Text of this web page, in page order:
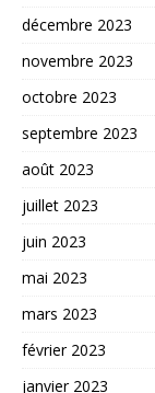
décembre 2023
novembre 2023
octobre 2023
septembre 2023
août 2023
juillet 2023
juin 2023
mai 2023
mars 2023
février 2023
janvier 2023